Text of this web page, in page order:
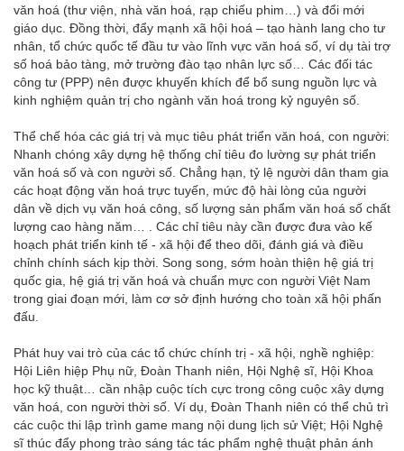
văn hoá (thư viện, nhà văn hoá, rạp chiếu phim…) và đổi mới
giáo dục. Đồng thời, đẩy mạnh xã hội hoá – tạo hành lang cho tư
nhân, tổ chức quốc tế đầu tư vào lĩnh vực văn hoá số, ví dụ tài trợ
số hoá bảo tàng, mở trường đào tạo nhân lực số… Các đối tác
công tư (PPP) nên được khuyến khích để bổ sung nguồn lực và
kinh nghiệm quản trị cho ngành văn hoá trong kỷ nguyên số.
Thể chế hóa các giá trị và mục tiêu phát triển văn hoá, con người:
Nhanh chóng xây dựng hệ thống chỉ tiêu đo lường sự phát triển
văn hoá số và con người số. Chẳng hạn, tỷ lệ người dân tham gia
các hoạt động văn hoá trực tuyến, mức độ hài lòng của người
dân về dịch vụ văn hoá công, số lượng sản phẩm văn hoá số chất
lượng cao hàng năm… . Các chỉ tiêu này cần được đưa vào kế
hoạch phát triển kinh tế - xã hội để theo dõi, đánh giá và điều
chỉnh chính sách kịp thời. Song song, sớm hoàn thiện hệ giá trị
quốc gia, hệ giá trị văn hoá và chuẩn mực con người Việt Nam
trong giai đoạn mới, làm cơ sở định hướng cho toàn xã hội phấn
đấu.
Phát huy vai trò của các tổ chức chính trị - xã hội, nghề nghiệp:
Hội Liên hiệp Phụ nữ, Đoàn Thanh niên, Hội Nghệ sĩ, Hội Khoa
học kỹ thuật… cần nhập cuộc tích cực trong công cuộc xây dựng
văn hoá, con người thời số. Ví dụ, Đoàn Thanh niên có thể chủ trì
các cuộc thi lập trình game mang nội dung lịch sử Việt; Hội Nghệ
sĩ thúc đẩy phong trào sáng tác tác phẩm nghệ thuật phản ánh